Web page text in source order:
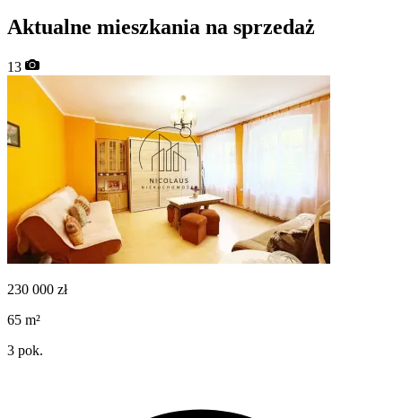
Aktualne mieszkania na sprzedaż
13
230 000 zł
65 m²
3 pok.